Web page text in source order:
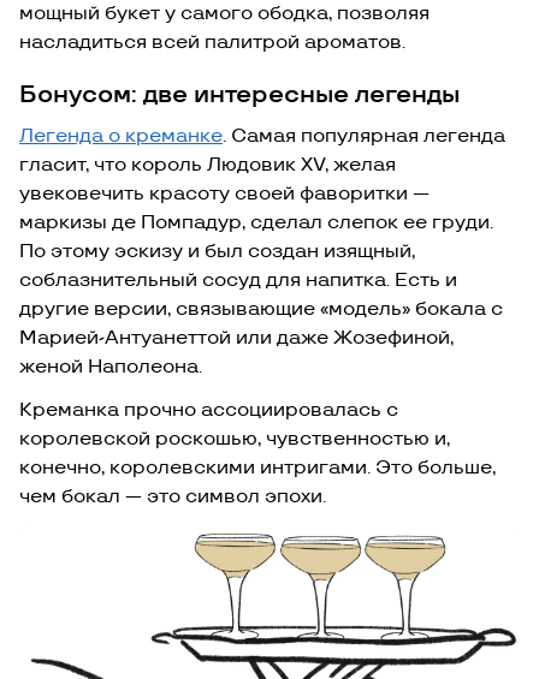
мощный букет у самого ободка, позволяя
насладиться всей палитрой ароматов.
Бонусом: две интересные легенды
Легенда о креманке. Самая популярная легенда
гласит, что король Людовик XV, желая
увековечить красоту своей фаворитки —
маркизы де Помпадур, сделал слепок ее груди.
По этому эскизу и был создан изящный,
соблазнительный сосуд для напитка. Есть и
другие версии, связывающие «модель» бокала с
Марией-Антуанеттой или даже Жозефиной,
женой Наполеона.
Креманка прочно ассоциировалась с
королевской роскошью, чувственностью и,
конечно, королевскими интригами. Это больше,
чем бокал — это символ эпохи.